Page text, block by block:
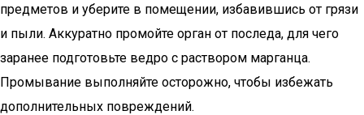
предметов и уберите в помещении, избавившись от грязи
и пыли. Аккуратно промойте орган от последа, для чего
заранее подготовьте ведро с раствором марганца.
Промывание выполняйте осторожно, чтобы избежать
дополнительных повреждений.